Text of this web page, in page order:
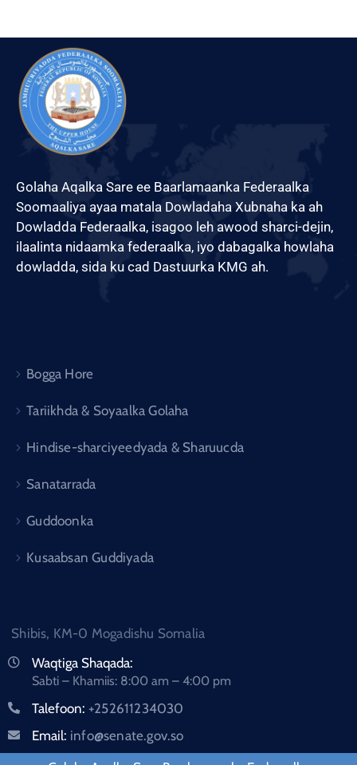
Golaha Aqalka Sare ee Baarlamaanka Federaalka
Soomaaliya ayaa matala Dowladaha Xubnaha ka ah
Dowladda Federaalka, isagoo leh awood sharci-dejin,
ilaalinta nidaamka federaalka, iyo dabagalka howlaha
dowladda, sida ku cad Dastuurka KMG ah.
Bogga Hore
Tariikhda & Soyaalka Golaha
Hindise-sharciyeedyada & Sharuucda
Sanatarrada
Guddoonka
Kusaabsan Guddiyada
Shibis, KM-0 Mogadishu Somalia
Waqtiga Shaqada:
Sabti – Khamiis: 8:00 am – 4:00 pm
Talefoon: +252611234030
Email: info@senate.gov.so